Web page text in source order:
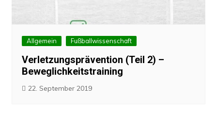
Allgemein Fußballwissenschaft
Verletzungsprävention (Teil 2) –
Beweglichkeitstraining
22. September 2019